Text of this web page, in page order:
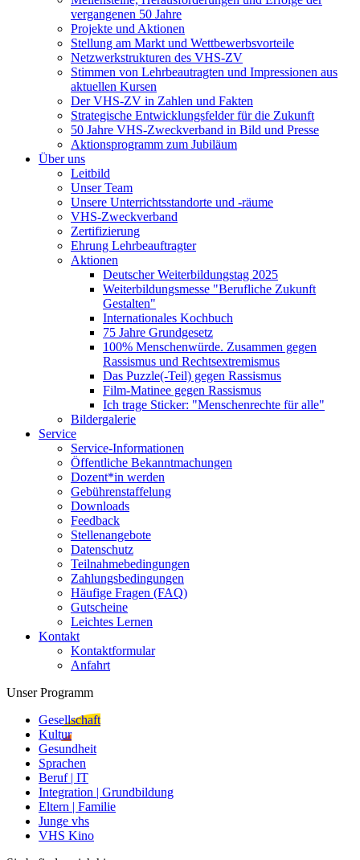
vergangenen 50 Jahre
Projekte und Aktionen
Stellung am Markt und Wettbewerbsvorteile
Netzwerkstrukturen des VHS-ZV
Stimmen von Lehrbeautragten und Impressionen aus
aktuellen Kursen
Der VHS-ZV in Zahlen und Fakten
Strategische Entwicklungsfelder für die Zukunft
50 Jahre VHS-Zweckverband in Bild und Presse
Aktionsprogramm zum Jubiläum
Über uns
Leitbild
Unser Team
Unsere Unterrichtsstandorte und -räume
VHS-Zweckverband
Zertifizierung
Ehrung Lehrbeauftragter
Aktionen
Deutscher Weiterbildungstag 2025
Weiterbildungsmesse "Berufliche Zukunft
Gestalten"
Internationales Kochbuch
75 Jahre Grundgesetz
100% Menschenwürde. Zusammen gegen
Rassismus und Rechtsextremismus
Das Puzzle(-Teil) gegen Rassismus
Film-Matinee gegen Rassismus
Ich trage Sticker: "Menschenrechte für alle"
Bildergalerie
Service
Service-Informationen
Öffentliche Bekanntmachungen
Dozent*in werden
Gebührenstaffelung
Downloads
Feedback
Stellenangebote
Datenschutz
Teilnahmebedingungen
Zahlungsbedingungen
Häufige Fragen (FAQ)
Gutscheine
Leichtes Lernen
Kontakt
Kontaktformular
Anfahrt
Unser Programm
Gesellschaft
Kultur
Gesundheit
Sprachen
Beruf | IT
Integration | Grundbildung
Eltern | Familie
Junge vhs
VHS Kino